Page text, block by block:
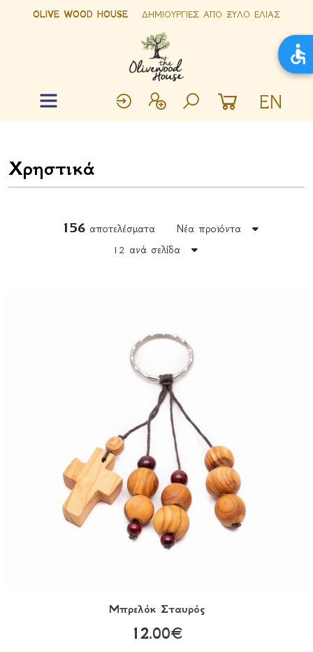
OLIVE WOOD HOUSE ΔΗΜΙΟΥΡΓΙΕΣ ΑΠΟ ΞΥΛΟ ΕΛΙΑΣ
EN
Χρηστικά
156αποτελέσματα
Νέα προϊόντα
12 ανά σελίδα
Μπρελόκ Σταυρός
12.00€